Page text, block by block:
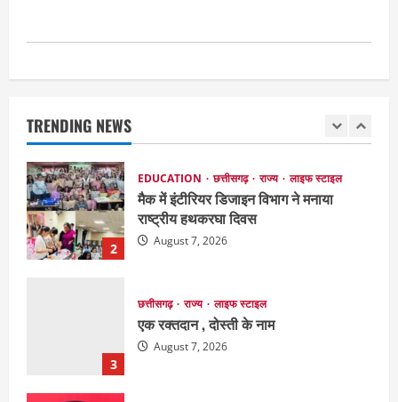
TRENDING NEWS
2
मैक में इंटीरियर डिजाइन विभाग ने मनाया
3
छत्तीसगढ़ राज्य लाइफ स्टाइल
एक रक्तदान , दोस्ती के नाम
August 7, 2026
4
अपराध
बहन ने कारोबारी भाई पर लगाया करोड़ों रुपये
की धोखाधड़ी का आरोप
August 7, 2026